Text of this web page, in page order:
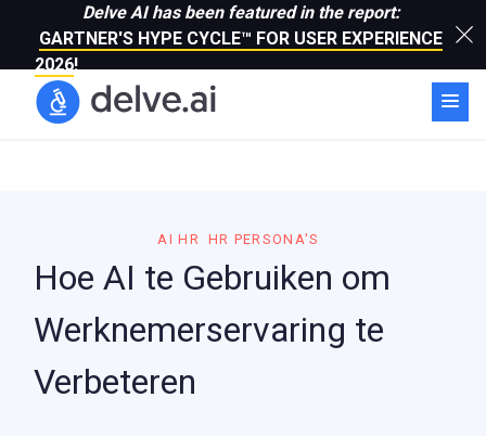
Delve AI has been featured in the report:
GARTNER'S HYPE CYCLE™ FOR USER EXPERIENCE
2026!
AI HR HR PERSONA'S
Hoe AI te Gebruiken om
Werknemerservaring te
Verbeteren